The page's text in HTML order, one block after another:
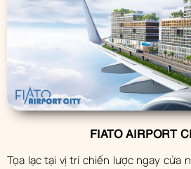
FIATO AIRPORT
Tọa lạc tại vị trí chiến lược ngay cửa